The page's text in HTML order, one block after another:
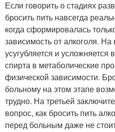
Если говорить о стадиях
бросить пить навсегда
когда сформировалась
зависимость от алкоголя.
усугубляется и усложняется
спирта в метаболические
физической зависимости.
больному на этом этапе
трудно. На третьей
вопрос, как бросить пить
перед больным даже не